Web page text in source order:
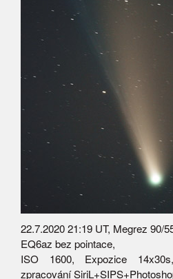
22.7.2020 21:19 UT, Megrez 90/
EQ6az bez pointace,
ISO 1600, Expozice
zpracování